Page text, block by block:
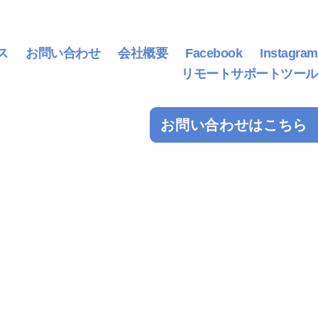
お問い合わせはこちら
お問い合わせ 会社概要 Facebook
Instagram
リモートサポートツール